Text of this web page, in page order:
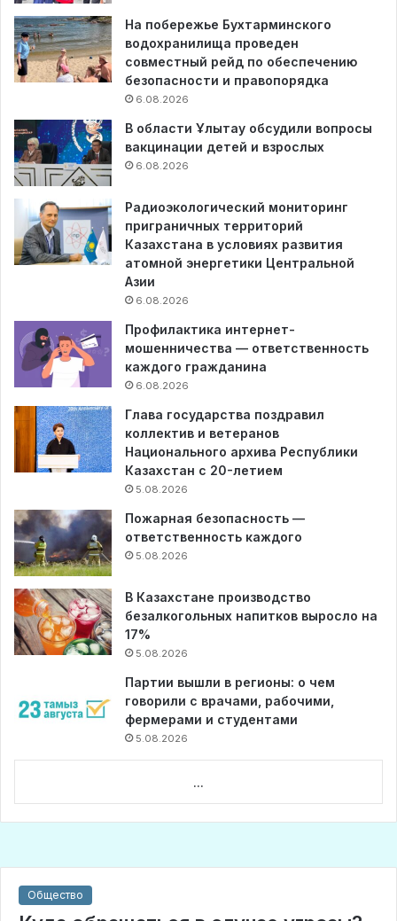
На побережье Бухтарминского
водохранилища проведен
совместный рейд по обеспечению
безопасности и правопорядка
6.08.2026
В области Ұлытау обсудили вопросы
вакцинации детей и взрослых
6.08.2026
Радиоэкологический мониторинг
приграничных территорий
Казахстана в условиях развития
атомной энергетики Центральной
Азии
6.08.2026
Профилактика интернет-
мошенничества — ответственность
каждого гражданина
6.08.2026
Глава государства поздравил
коллектив и ветеранов
Национального архива Республики
Казахстан с 20-летием
5.08.2026
Пожарная безопасность —
ответственность каждого
5.08.2026
В Казахстане производство
безалкогольных напитков выросло на
17%
5.08.2026
Партии вышли в регионы: о чем
говорили с врачами, рабочими,
фермерами и студентами
5.08.2026
...